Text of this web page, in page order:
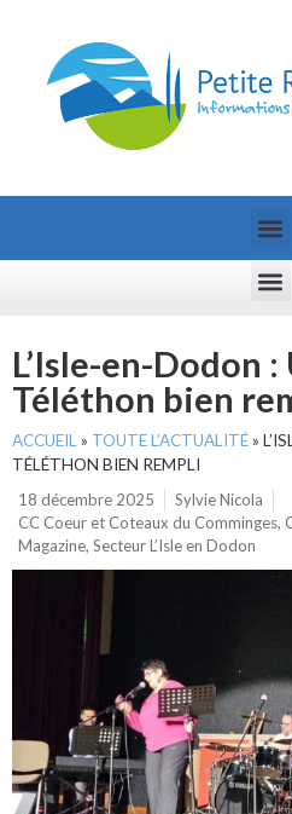
L’Isle-en-Dodon
Téléthon bien
ACCUEIL » TOUTE L’ACTUALITÉ»
TÉLÉTHON BIEN REMPLI
18 décembre 2025
Sylvie Nicola
CC Coeur et Coteaux du Comminges,
Magazine, Secteur L’Isle en Dodon